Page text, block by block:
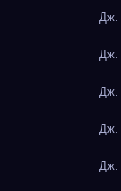
Дж.
Дж.
Дж.
Дж.
Дж.